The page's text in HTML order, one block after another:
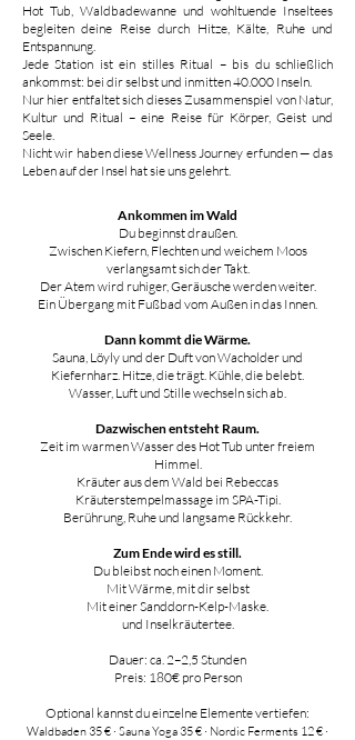
Hot Tub, Waldbadewanne und wohltuende Inseltees
begleiten deine Reise durch Hitze, Kälte, Ruhe und
Entspannung.
Jede Station ist ein stilles Ritual – bis du schließlich
ankommst: bei dir selbst und inmitten 40.000 Inseln.
Nur hier entfaltet sich dieses Zusammenspiel von Natur,
Kultur und Ritual – eine Reise für Körper, Geist und
Seele.
Nicht wir haben diese Wellness Journey erfunden — das
Leben auf der Insel hat sie uns gelehrt.
Ankommen im Wald
Du beginnst draußen.
Zwischen Kiefern, Flechten und weichem Moos
verlangsamt sich der Takt.
Der Atem wird ruhiger, Geräusche werden weiter.
Ein Übergang mit Fußbad vom Außen in das Innen.
Dann kommt die Wärme.
Sauna, Löyly und der Duft von Wacholder und
Kiefernharz. Hitze, die trägt. Kühle, die belebt.
Wasser, Luft und Stille wechseln sich ab.
Dazwischen entsteht Raum.
Zeit im warmen Wasser des Hot Tub unter freiem
Himmel.
Kräuter aus dem Wald bei Rebeccas
Kräuterstempelmassage im SPA-Tipi.
Berührung, Ruhe und langsame Rückkehr.
Zum Ende wird es still.
Du bleibst noch einen Moment.
Mit Wärme, mit dir selbst
Mit einer Sanddorn-Kelp-Maske.
und Inselkräutertee.
Dauer: ca. 2–2,5 Stunden
Preis: 180€ pro Person
Optional kannst du einzelne Elemente vertiefen:
Waldbaden 35 € · Sauna Yoga 35 € · Nordic Ferments 12 € ·